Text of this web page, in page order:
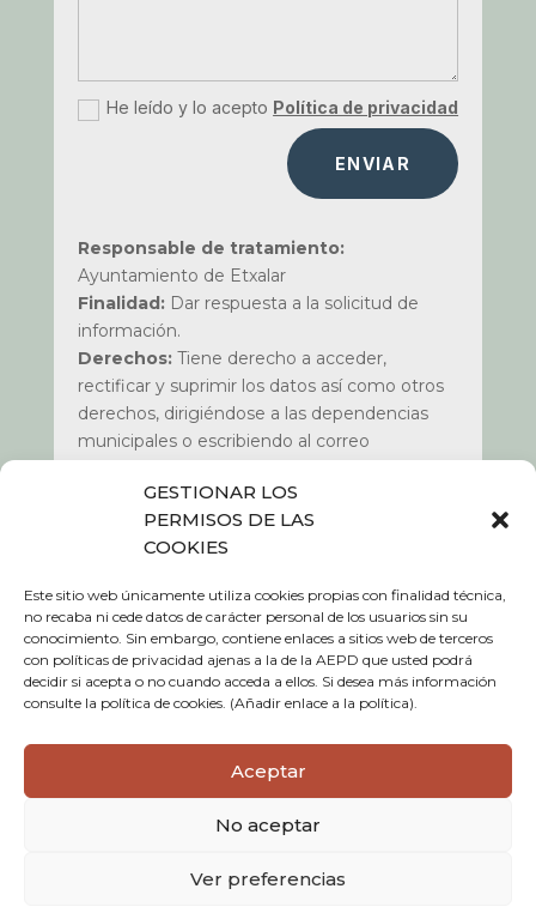
GESTIONAR LOS
PERMISOS DE LAS
COOKIES
Este sitio web únicamente utiliza cookies propias con finalidad técnica,
no recaba ni cede datos de carácter personal de los usuarios sin su
conocimiento. Sin embargo, contiene enlaces a sitios web de terceros
con políticas de privacidad ajenas a la de la AEPD que usted podrá
decidir si acepta o no cuando acceda a ellos. Si desea más información
consulte la política de cookies. (Añadir enlace a la política).
Aceptar
No aceptar
Ver preferencias
He leído y lo acepto Política de privacidad
ENVIAR
Responsable de tratamiento:
Ayuntamiento de Etxalar
Finalidad:Dar respuesta a la solicitud de
información.
Derechos:Tiene derecho a acceder,
rectificar y suprimir los datos así como otros
derechos, dirigiéndose a las dependencias
municipales o escribiendo al correo
Más información:Política de Privacidad de
nuestra web www.etxalar.eus apartado de
política de privacidad
Política de Cookies
Aviso legal